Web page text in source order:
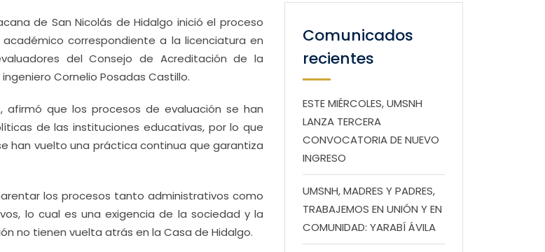
de San Nicolás de Hidalgo inició el proceso
correspondiente a la licenciatura en
del Consejo de Acreditación de la
Cornelio Posadas Castillo.
afirmó que los procesos de evaluación se han
de las instituciones educativas, por lo que
han vuelto una práctica continua que garantiza
los procesos tanto administrativos como
lo cual es una exigencia de la sociedad y la
no tienen vuelta atrás en la Casa de Hidalgo.
Comunicados
recientes
ESTE MIÉRCOLES, UMSNH
LANZA TERCERA
CONVOCATORIA DE NUEVO
INGRESO
UMSNH, MADRES Y PADRES,
TRABAJEMOS EN UNIÓN Y EN
COMUNIDAD: YARABÍ ÁVILA